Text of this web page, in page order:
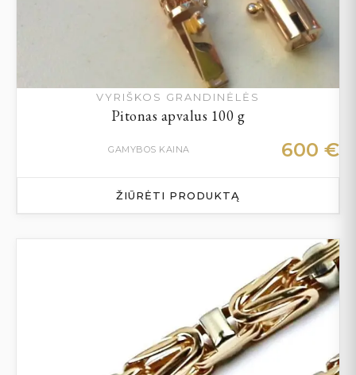
VYRIŠKOS GRANDINĖLĖS
Pitonas apvalus 100 g
GAMYBOS KAINA 600 €
ŽIŪRĖTI PRODUKTĄ